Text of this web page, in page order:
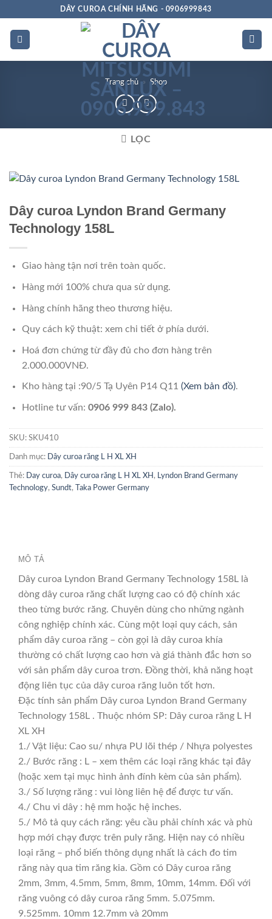
dung
DÂY CUROA CHÍNH HÃNG - 0906999843
Trang chủ » Shop
LỌC
Dây curoa Lyndon Brand Germany
Technology 158L
Giao hàng tận nơi trên toàn quốc.
Hàng mới 100% chưa qua sử dụng.
Hàng chính hãng theo thương hiệu.
Quy cách kỹ thuật: xem chi tiết ở phía dưới.
Hoá đơn chứng từ đầy đủ cho đơn hàng trên
2.000.000VNĐ.
Kho hàng tại :90/5 Tạ Uyên P14 Q11 (Xem bản đồ).
Hotline tư vấn: 0906 999 843 (Zalo).
SKU: SKU410
Danh mục: Dây curoa răng L H XL XH
Thẻ: Day curoa, Dây curoa răng L H XL XH ,
Lyndon Brand Germany
Technology, Sundt, Taka Power Germany
MÔ TẢ
Dây curoa Lyndon Brand Germany Technology 158L là
dòng dây curoa răng chất lượng cao có độ chính xác
theo từng bước răng. Chuyên dùng cho những ngành
công nghiệp chính xác. Cùng một loại quy cách, sản
phẩm dây curoa răng – còn gọi là dây curoa khía
thường có chất lượng cao hơn và giá thành đắc hơn so
với sản phẩm dây curoa trơn. Đồng thời, khả năng hoạt
động liên tục của dây curoa răng luôn tốt hơn.
Đặc tính sản phẩm Dây curoa Lyndon Brand Germany
Technology 158L . Thuộc nhóm SP: Dây curoa răng L H
XL XH
1./ Vật liệu: Cao su/ nhựa PU lõi thép / Nhựa polyestes
2./ Bước răng : L – xem thêm các loại răng khác tại đây
(hoặc xem tại mục hình ảnh đính kèm của sản phẩm).
3./ Số lượng răng : vui lòng liên hệ để được tư vấn.
4./ Chu vi dây : hệ mm hoặc hệ inches.
5./ Mô tả quy cách răng: yêu cầu phải chính xác và phù
hợp mới chạy được trên puly răng. Hiện nay có nhiều
loại răng – phổ biến thông dụng nhất là cách đo tim
răng này qua tim răng kia. Gồm có Dây curoa răng
2mm, 3mm, 4.5mm, 5mm, 8mm, 10mm, 14mm. Đối với
răng vuông có dây curoa răng 5mm. 5.075mm.
9.525mm. 10mm 12.7mm và 20mm